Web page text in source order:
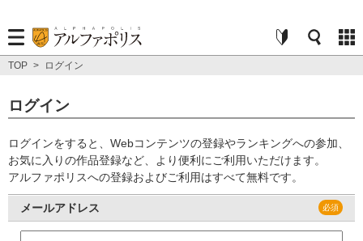
TOP > ログイン
ログイン
ログインをすると、Webコンテンツの登録やランキングへの参加、
お気に入りの作品登録など、より便利にご利用いただけます。
アルファポリスへの登録およびご利用はすべて無料です。
メールアドレス